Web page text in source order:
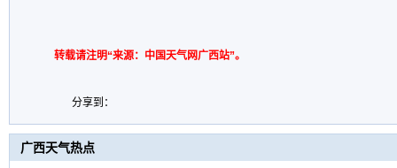
转载请注明“来源：中国天气网广西站”。
分享到：
广西天气热点